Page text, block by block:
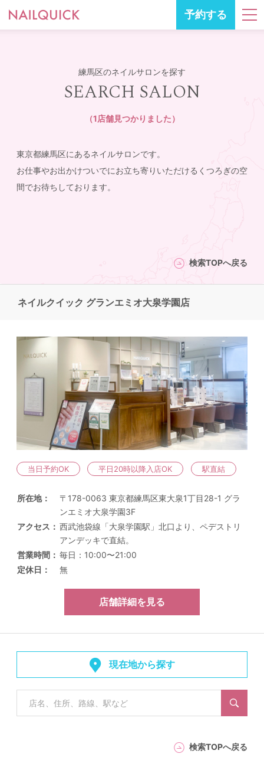
予約する
練馬区のネイルサロンを探す
SEARCH SALON
（1店舗見つかりました）
東京都練馬区にあるネイルサロンです。
お仕事やお出かけついでにお立ち寄りいただけるくつろぎの空
間でお待ちしております。
検索TOPへ戻る
ネイルクイック グランエミオ大泉学園店
当日予約OK 平日20時以降入店OK 駅直結
所在地
〒178-0063 東京都練馬区東大泉1丁目28-1 グラ
ンエミオ大泉学園3F
アクセス
西武池袋線「大泉学園駅」北口より、ペデストリ
アンデッキで直結。
営業時間
毎日：10:00〜21:00
定休日
無
店舗詳細を見る
現在地から探す
検索TOPへ戻る